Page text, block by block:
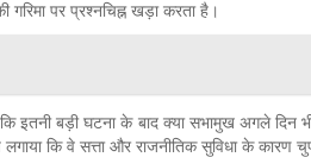
पर प्रश्नचिह्न खड़ा करता है।
इतनी बड़ी घटना के बाद क्या सभामुख अगले
कि वे सत्ता और राजनीतिक सुविधा के कारण